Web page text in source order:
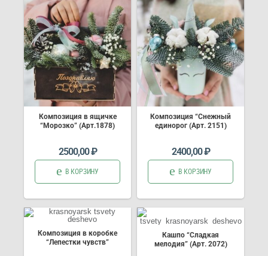
Композиция в ящичке
“Морозко” (Арт.1878)
2500,00₽
В КОРЗИНУ
Композиция “Снежный
единорог (Арт. 2151)
2400,00₽
В КОРЗИНУ
Композиция в коробке
“Лепестки чувств”
Кашпо “Сладкая
мелодия” (Арт. 2072)